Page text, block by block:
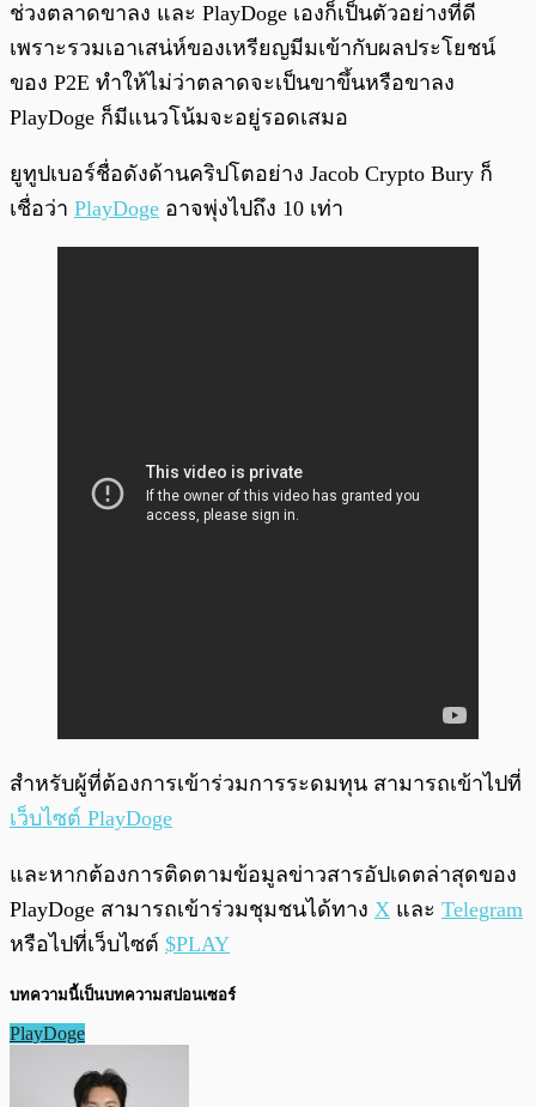
ช่วงตลาดขาลง และ PlayDoge เองก็เป็นตัวอย่างที่ดี
เพราะรวมเอาเสน่ห์ของเหรียญมีมเข้ากับผลประโยชน์
ของ P2E ทำให้ไม่ว่าตลาดจะเป็นขาขึ้นหรือขาลง
PlayDoge ก็มีแนวโน้มจะอยู่รอดเสมอ
ยูทูปเบอร์ชื่อดังด้านคริปโตอย่าง Jacob Crypto Bury ก็
เชื่อว่า PlayDoge อาจพุ่งไปถึง 10 เท่า
สำหรับผู้ที่ต้องการเข้าร่วมการระดมทุน สามารถเข้าไปที่
เว็บไซต์ PlayDoge
และหากต้องการติดตามข้อมูลข่าวสารอัปเดตล่าสุดของ
PlayDoge สามารถเข้าร่วมชุมชนได้ทาง X และ Telegram
หรือไปที่เว็บไซต์ $PLAY
บทความนี้เป็นบทความสปอนเซอร์
PlayDoge